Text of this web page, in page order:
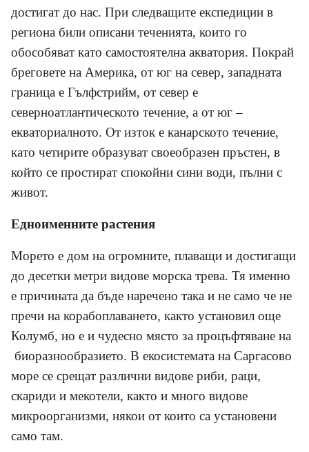
достигат до нас. При следващите експедиции в
региона били описани теченията, които го
обособяват като самостоятелна акватория. Покрай
бреговете на Америка, от юг на север, западната
граница е Гълфстрийм, от север е
северноатлантическото течение, а от юг –
екваториалното. От изток е канарското течение,
като четирите образуват своеобразен пръстен, в
който се простират спокойни сини води, пълни с
живот.
Едноименните растения
Морето е дом на огромните, плаващи и достигащи
до десетки метри видове морска трева. Тя именно
е причината да бъде наречено така и не само че не
пречи на корабоплаването, както установил още
Колумб, но е и чудесно място за процъфтяване на
биоразнообразието. В екосистемата на Саргасово
море се срещат различни видове риби, раци,
скариди и мекотели, както и много видове
микроорганизми, някои от които са установени
само там.